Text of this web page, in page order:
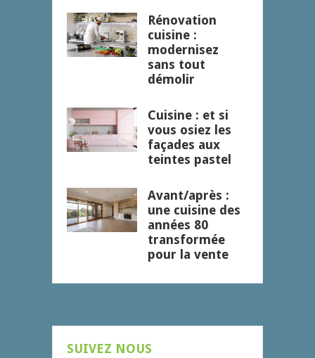
Rénovation
cuisine :
modernisez
sans tout
démolir
Cuisine : et si
vous osiez les
façades aux
teintes pastel
Avant/après :
une cuisine des
années 80
transformée
pour la vente
SUIVEZ NOUS